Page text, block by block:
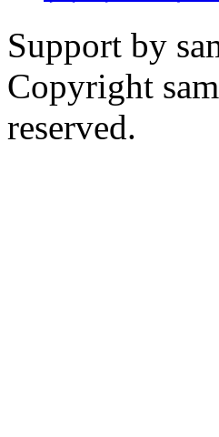
Support by
Copyright
reserved.